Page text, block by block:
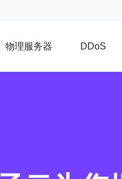
物理服务器 DDoS